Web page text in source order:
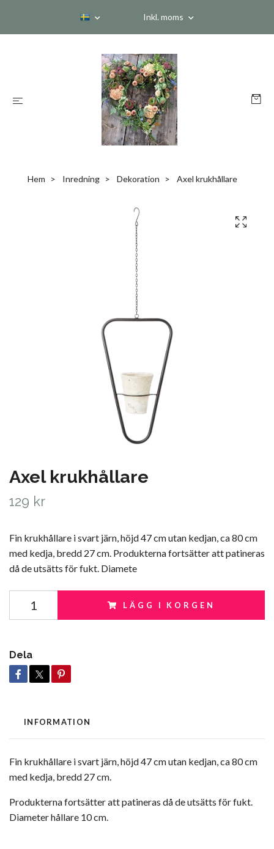
Inkl. moms
Hem Inredning Dekoration Axel krukhållare
Axel krukhållare
129 kr
Fin krukhållare i svart järn, höjd 47 cm utan kedjan, ca 80 cm
med kedja, bredd 27 cm. Produkterna fortsätter att patineras
då de utsätts för fukt. Diamete
LÄGG I KORGEN
Dela
INFORMATION
Fin krukhållare i svart järn, höjd 47 cm utan kedjan, ca 80 cm
med kedja, bredd 27 cm.
Produkterna fortsätter att patineras då de utsätts för fukt.
Diameter hållare 10 cm.